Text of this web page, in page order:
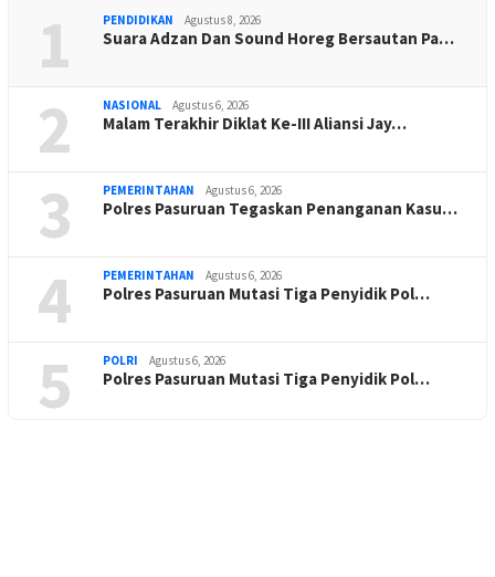
1 PENDIDIKAN Agustus 8, 2026
Suara Adzan Dan Sound Horeg Bersautan Pa…
2 NASIONAL Agustus 6, 2026
Malam Terakhir Diklat Ke-III Aliansi Jay…
3 PEMERINTAHAN Agustus 6, 2026
Polres Pasuruan Tegaskan Penanganan Kasu…
4 PEMERINTAHAN Agustus 6, 2026
Polres Pasuruan Mutasi Tiga Penyidik Pol…
5 POLRI Agustus 6, 2026
Polres Pasuruan Mutasi Tiga Penyidik Pol…